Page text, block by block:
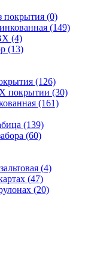
покрытия (0)
(149)
(4)
(13)
(126)
покрытии (30)
(161)
(139)
(60)
(4)
(47)
(20)